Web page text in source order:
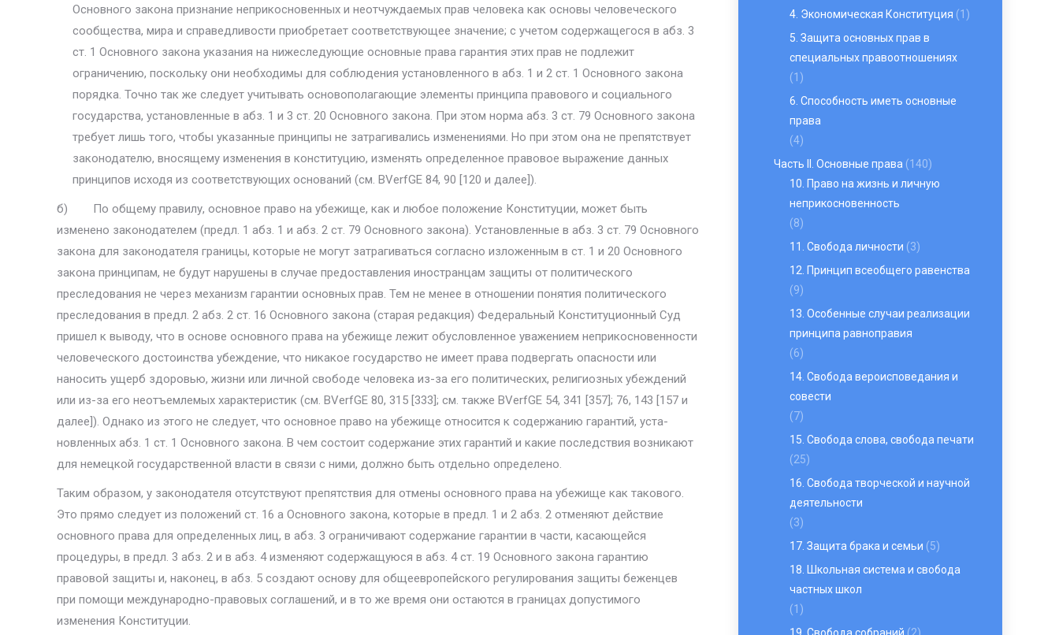
Основного закона признание непри­косновенных и неотчуждаемых прав человека как основы человеческого
сообщества, мира и справедливости приобретает соответствующее зна­чение; с учетом содержащегося в абз. 3
ст. 1 Основного закона указания на нижеследующие основные права гарантия этих прав не подлежит
ограничению, поскольку они необходимы для соблюдения установлен­ного в абз. 1 и 2 ст. 1 Основного закона
порядка. Точно так же следует учитывать основополагающие элементы принципа правового и соци­ального
государства, установленные в абз. 1 и 3 ст. 20 Основного закона. При этом норма абз. 3 ст. 79 Основного закона
требует лишь того, чтобы указанные принципы не затрагивались изменениями. Но при этом она не препятствует
законодателю, вносящему изменения в конституцию, изменять определенное правовое выражение данных
принципов исходя из соответствующих оснований (см. BVerfGE 84, 90 [120 и далее]).
б) По общему правилу, основное право на убежище, как и любое поло­жение Конституции, может быть
изменено законодателем (предл. 1 абз. 1 и абз. 2 ст. 79 Основного закона). Установленные в абз. 3 ст. 79 Основного
закона для законодателя границы, которые не могут затрагиваться со­гласно изложенным в ст. 1 и 20 Основного
закона принципам, не будут нарушены в случае предоставления иностранцам защиты от политиче­ского
преследования не через механизм гарантии основных прав. Тем не менее в отношении понятия политического
преследования в предл. 2 абз. 2 ст. 16 Основного закона (старая редакция) Федеральный Конститу­ционный Суд
пришел к выводу, что в основе основного права на убежи­ще лежит обусловленное уважением неприкосновенности
человеческого достоинства убеждение, что никакое государство не имеет права подвер­гать опасности или
наносить ущерб здоровью, жизни или личной свобо­де человека из-за его политических, религиозных убеждений
или из-за его неотъемлемых характеристик (см. BVerfGE 80, 315 [333]; см. также BVerfGE 54, 341 [357]; 76, 143 [157 и
далее]). Однако из этого не следует, что основное право на убежище относится к содержанию гарантий, уста­
новленных абз. 1 ст. 1 Основного закона. В чем состоит содержание этих гарантий и какие последствия возникают
для немецкой государственной власти в связи с ними, должно быть отдельно определено.
Таким образом, у законодателя отсутствуют препятствия для отме­ны основного права на убежище как такового.
Это прямо следует из по­ложений ст. 16 а Основного закона, которые в предл. 1 и 2 абз. 2 отменя­ют действие
основного права для определенных лиц, в абз. 3 ограничи­вают содержание гарантии в части, касающейся
процедуры, в предл. 3 абз. 2 и в абз. 4 изменяют содержащуюся в абз. 4 ст. 19 Основного закона гарантию
правовой защиты и, наконец, в абз. 5 создают основу для об­щеевропейского регулирования защиты беженцев
при помощи между­народно-правовых соглашений, и в то же время они остаются в границах допустимого
изменения Конституции.
4. Экономическая Конституция (1)
5. Защита основных прав в
специальных правоотношениях
(1)
6. Способность иметь основные
права
(4)
Часть II. Основные права (140)
10. Право на жизнь и личную
неприкосновенность
(8)
11. Свобода личности (3)
12. Принцип всеобщего равенства
(9)
13. Особенные случаи реализации
принципа равноправия
(6)
14. Свобода вероисповедания и
совести
(7)
15. Свобода слова, свобода печати
(25)
16. Свобода творческой и научной
деятельности
(3)
17. Защита брака и семьи (5)
18. Школьная система и свобода
частных школ
(1)